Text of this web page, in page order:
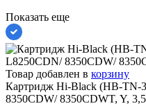
Показать еще
Товар добавлен в корзину
Картридж Hi-Black (HB-TN-
8350CDW/ 8350CDWT, Y,